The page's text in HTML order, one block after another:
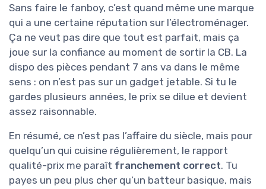
Sans faire le fanboy, c’est quand même une marque
qui a une certaine réputation sur l’électroménager.
Ça ne veut pas dire que tout est parfait, mais ça
joue sur la confiance au moment de sortir la CB. La
dispo des pièces pendant 7 ans va dans le même
sens : on n’est pas sur un gadget jetable. Si tu le
gardes plusieurs années, le prix se dilue et devient
assez raisonnable.
En résumé, ce n’est pas l’affaire du siècle, mais pour
quelqu’un qui cuisine régulièrement, le rapport
qualité-prix me paraît franchement correct. Tu
payes un peu plus cher qu’un batteur basique, mais